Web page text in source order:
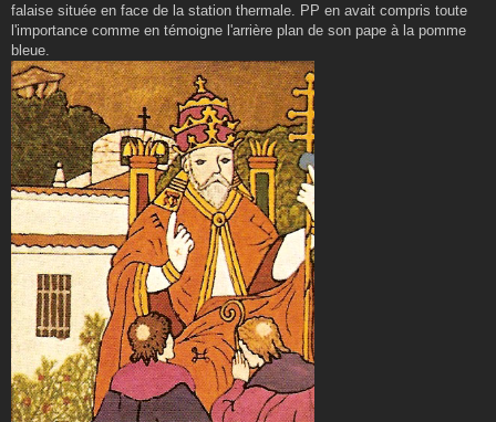
a
g
falaise située en face de la station thermale. PP en avait compris toute
l'importance comme en témoigne l'arrière plan de son pape à la pomme
bleue.